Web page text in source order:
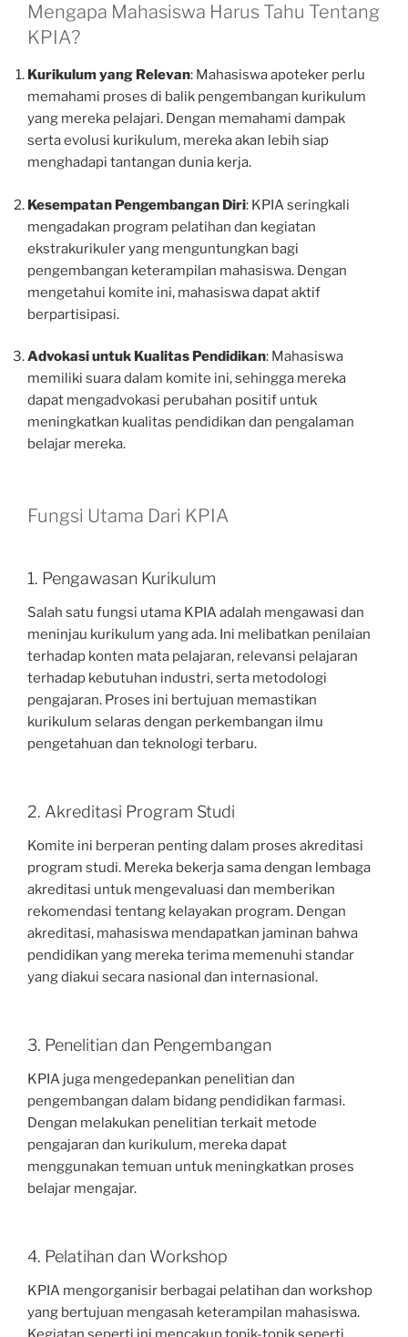
Mengapa Mahasiswa Harus Tahu Tentang
KPIA?
Kurikulum yang Relevan: Mahasiswa apoteker perlu
memahami proses di balik pengembangan kurikulum
yang mereka pelajari. Dengan memahami dampak
serta evolusi kurikulum, mereka akan lebih siap
menghadapi tantangan dunia kerja.
Kesempatan Pengembangan Diri: KPIA seringkali
mengadakan program pelatihan dan kegiatan
ekstrakurikuler yang menguntungkan bagi
pengembangan keterampilan mahasiswa. Dengan
mengetahui komite ini, mahasiswa dapat aktif
berpartisipasi.
Advokasi untuk Kualitas Pendidikan: Mahasiswa
memiliki suara dalam komite ini, sehingga mereka
dapat mengadvokasi perubahan positif untuk
meningkatkan kualitas pendidikan dan pengalaman
belajar mereka.
Fungsi Utama Dari KPIA
1. Pengawasan Kurikulum
Salah satu fungsi utama KPIA adalah mengawasi dan
meninjau kurikulum yang ada. Ini melibatkan penilaian
terhadap konten mata pelajaran, relevansi pelajaran
terhadap kebutuhan industri, serta metodologi
pengajaran. Proses ini bertujuan memastikan
kurikulum selaras dengan perkembangan ilmu
pengetahuan dan teknologi terbaru.
2. Akreditasi Program Studi
Komite ini berperan penting dalam proses akreditasi
program studi. Mereka bekerja sama dengan lembaga
akreditasi untuk mengevaluasi dan memberikan
rekomendasi tentang kelayakan program. Dengan
akreditasi, mahasiswa mendapatkan jaminan bahwa
pendidikan yang mereka terima memenuhi standar
yang diakui secara nasional dan internasional.
3. Penelitian dan Pengembangan
KPIA juga mengedepankan penelitian dan
pengembangan dalam bidang pendidikan farmasi.
Dengan melakukan penelitian terkait metode
pengajaran dan kurikulum, mereka dapat
menggunakan temuan untuk meningkatkan proses
belajar mengajar.
4. Pelatihan dan Workshop
KPIA mengorganisir berbagai pelatihan dan workshop
yang bertujuan mengasah keterampilan mahasiswa.